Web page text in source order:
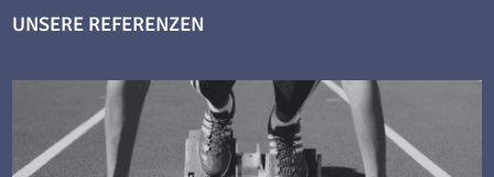
UNSERE REFERENZEN